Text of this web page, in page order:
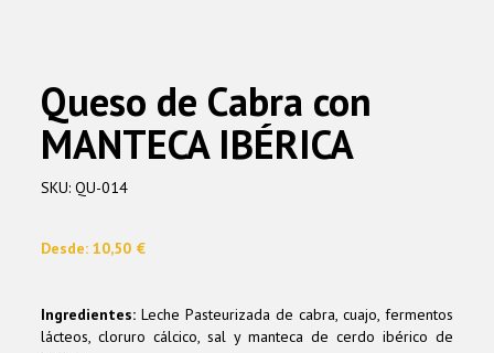
Queso de Cabra con
MANTECA IBÉRICA
SKU:QU-014
Desde:10,50 €
Ingredientes:Leche Pasteurizada de cabra, cuajo, fermentos
lácteos, cloruro cálcico, sal y manteca de cerdo ibérico de